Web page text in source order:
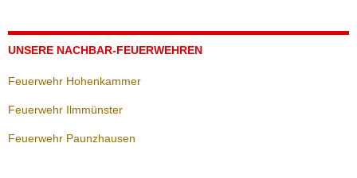
UNSERE NACHBAR-FEUERWEHREN
Feuerwehr Hohenkammer
Feuerwehr Ilmmünster
Feuerwehr Paunzhausen